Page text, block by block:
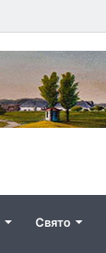
Свято